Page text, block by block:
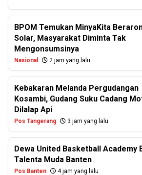
BPOM Temukan MinyaKita
Solar, Masyarakat Diminta Tak
Mengonsumsinya
Nasional 2 jam yang lalu
Kebakaran Melanda Pergudangan
Kosambi, Gudang Suku Cadang
Dilalap Api
Pos Tangerang 3 jam yang lalu
Dewa United Basketball Academy
Talenta Muda Banten
Pos Banten 4 jam yang lalu